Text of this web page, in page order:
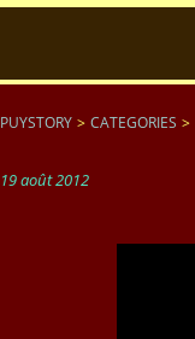
PUYSTORY > CATEGORIES >
19 août 2012